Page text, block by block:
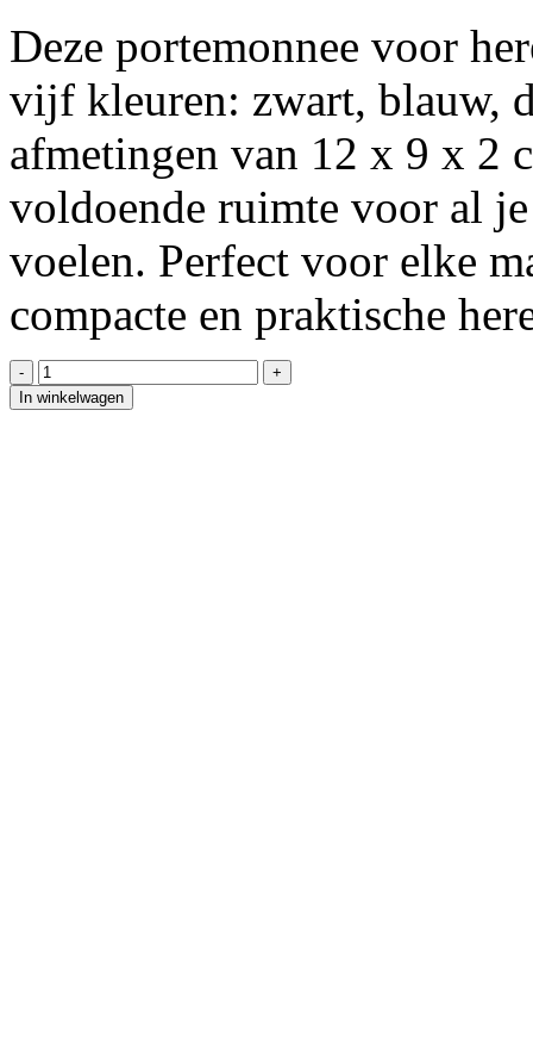
Deze portemonnee voor
vijf kleuren: zwart, blauw,
afmetingen van 12 x 9 x 2
voldoende ruimte voor al
voelen. Perfect voor elke
compacte en praktische
In winkelwagen